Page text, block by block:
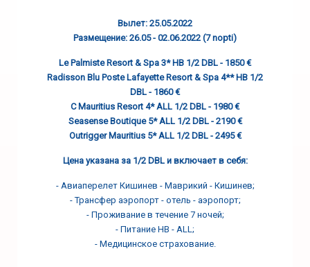
Вылет: 25.05.2022
Размещение: 26.05 - 02.06.2022 (7 nopti)
Le Palmiste Resort & Spa 3* HB 1/2 DBL - 1850 €
Radisson Blu Poste Lafayette Resort & Spa 4** HB 1/2
DBL - 1860 €
C Mauritius Resort 4* ALL 1/2 DBL - 1980 €
Seasense Boutique 5* ALL 1/2 DBL - 2190 €
Outrigger Mauritius 5* ALL 1/2 DBL - 2495 €
Цена указана за 1/2 DBL и включает в себя:
- Авиаперелет Кишинев - Маврикий - Кишинев;
- Трансфер аэропорт - отель - аэропорт;
- Проживание в течение 7 ночей;
- Питание HB - ALL;
- Медицинское страхование.